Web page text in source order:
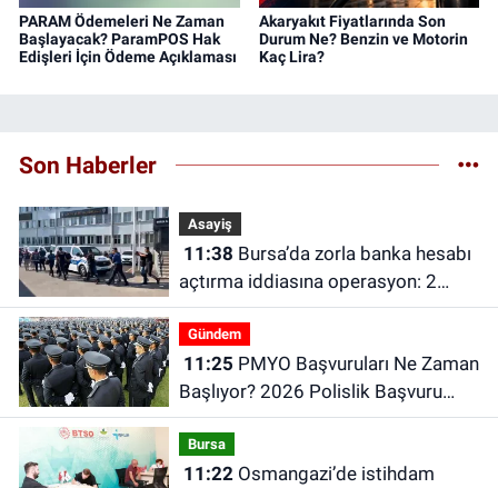
PARAM Ödemeleri Ne Zaman
Başlayacak? ParamPOS Hak
Edişleri İçin Ödeme Açıklaması
Akaryakıt Fiyatlarında Son
Durum Ne? Benzin ve Motorin
Kaç Lira?
Son Haberler
Asayiş
11:38
açtırma iddiasına operasyon: 2
şüpheli tutuklandı
Gündem
11:25
Başlıyor? 2026 Polislik Başvuru
Şartları Neler?
Bursa
11:22Osmangazi’de istihdam